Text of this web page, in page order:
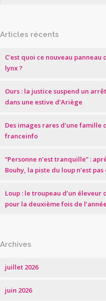
Articles récents
C’est quoi ce nouveau
lynx ?
Ours : la justice suspend un
dans une estive d’Ariège
Des images rares d’une famille
franceinfo
“Personne n’est tranquille” :
Bouhy, la piste du loup n’est
Loup : le troupeau d’un
pour la deuxième fois de
Archives
juillet 2026
juin 2026